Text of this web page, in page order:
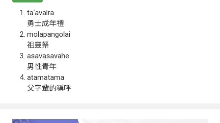
ta‘avalra
勇士成年禮
molapangolai
祖靈祭
asavasavahe
男性青年
atamatama
父字輩的稱呼